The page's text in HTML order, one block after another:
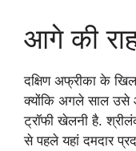
आगे की
दक्षिण अफ्रीका के
क्योंकि अगले साल उसे
ट्रॉफी खेलनी है.
से पहले यहां दमदार